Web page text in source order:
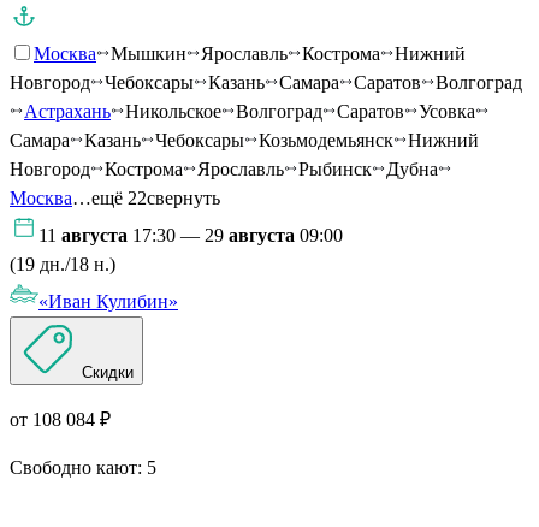
Москва Мышкин Ярославль Кострома
Нижний
Новгород
Чебоксары Казань Самара Саратов
Волгоград
Астрахань
Никольское Волгоград Саратов
Усовка
Самара
Казань Чебоксары Козьмодемьянск
Нижний
Новгород
Кострома Ярославль Рыбинск
Дубна
Москва…ещё 22свернуть
11 августа 17:30 — 29 августа 09:00
(19 дн./18 н.)
«Иван Кулибин»
Скидки
от 108 084 ₽
Свободно кают: 5